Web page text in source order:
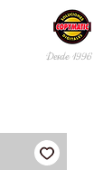
Desde 1996